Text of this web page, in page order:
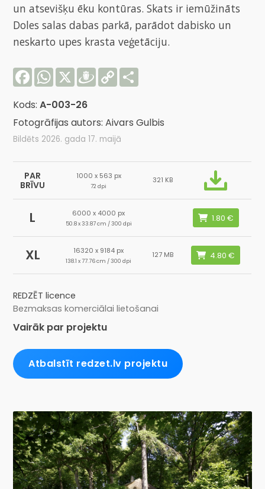
un atsevišķu ēku kontūras. Skats ir iemūžināts
Doles salas dabas parkā, parādot dabisko un
neskarto upes krasta veģetāciju.
FacebookWhatsApp
X Draugiem
Copy
Link
Kods:A-003-26
Fotogrāfijas autors: Aivars Gulbis
Bildēts 2026. gada 17. maijā
PAR
BRĪVU
1000 x 563 px
72 dpi
321 KB
L 6000 x 4000 px
50.8 x 33.87 cm / 300 dpi
XL 16320 x 9184 px
138.1 x 77.76 cm / 300 dpi
127 MB
REDZĒT licence
Bezmaksas komerciālai lietošanai
Vairāk par projektu
Atbalstīt redzet.lv projektu